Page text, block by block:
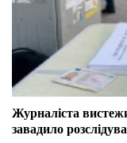
Журналіста
завадило